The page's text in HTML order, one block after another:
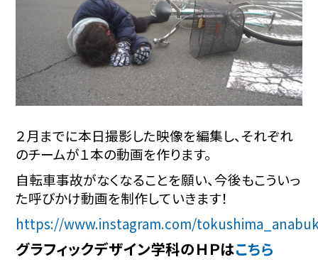
２月までに本日撮影した映像を編集し、それぞれ
のチームが１本の動画を作ります。
自転車事故がなくなることを願い、今後もこういっ
た呼びかけ動画を制作していきます！
https://www.instagram.com/
グラフィックデザイン学科のＨＰはこちら